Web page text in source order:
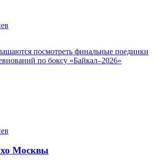
посмотреть финальные поединки
по боксу «Байкал–2026»
Москвы